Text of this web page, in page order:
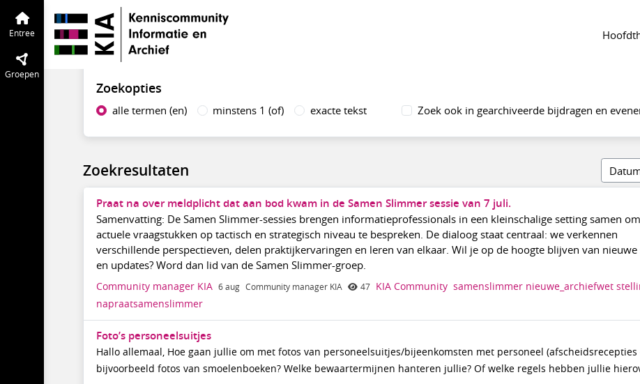
Entree
Groepen
KIA Community Entree
Zoek op inhoud
Zoekopties
alle termen (en) minstens 1 (of) exacte tekst Zoek ook in gearchiveerde bijdragen en
Zoekresultaten
Praat na over meldplicht dat aan bod kwam in de Samen Slimmer sessie van 7 juli.
Samenvatting: De Samen Slimmer-sessies brengen informatieprofessionals in een kleinschalige setting samen om
actuele vraagstukken op tactisch en strategisch niveau te bespreken. De dialoog staat centraal: we verkennen
verschillende perspectieven, delen praktijkervaringen en leren van elkaar. Wil je op de hoogte blijven van nieuwe
en updates? Word dan lid van de Samen Slimmer-groep.
Community manager KIA 6 aug Community manager KIA 47 KIA Community samenslimmer nieuwe_archiefwet
napraatsamenslimmer
Foto’s personeelsuitjes
Hallo allemaal, Hoe gaan jullie om met fotos van personeelsuitjes/bijeenkomsten met personeel (afscheidsrecepties
bijvoorbeeld fotos van smoelenboeken? Welke bewaartermijnen hanteren jullie? Of welke regels hebben jullie